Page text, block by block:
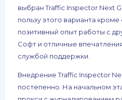
выбран Traffic Inspector Next
пользу этого варианта
позитивный опыт работы с
Софт и отличные
службой поддержки.
Внедрение Traffic Inspector
постепенно. На начальном